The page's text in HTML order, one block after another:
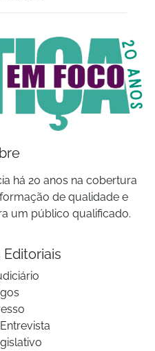
há 20 anos na cobertura
de qualidade e
um público qualificado.
Editoriais